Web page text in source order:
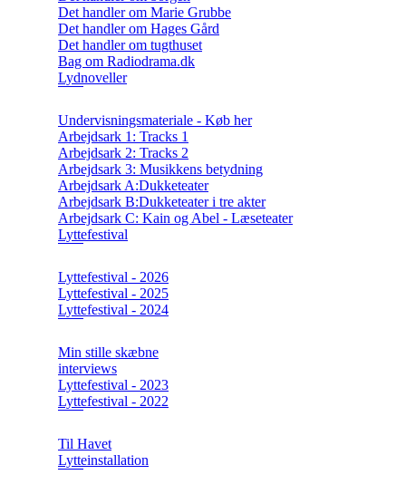
Det handler om Marie Grubbe
Det handler om Hages Gård
Det handler om tugthuset
Bag om Radiodrama.dk
Lydnoveller
Undervisningsmateriale - Køb her
Arbejdsark 1: Tracks 1
Arbejdsark 2: Tracks 2
Arbejdsark 3: Musikkens betydning
Arbejdsark A:Dukketeater
Arbejdsark B:Dukketeater i tre akter
Arbejdsark C: Kain og Abel - Læseteater
Lyttefestival
Lyttefestival - 2026
Lyttefestival - 2025
Lyttefestival - 2024
Min stille skæbne
interviews
Lyttefestival - 2023
Lyttefestival - 2022
Til Havet
Lytteinstallation